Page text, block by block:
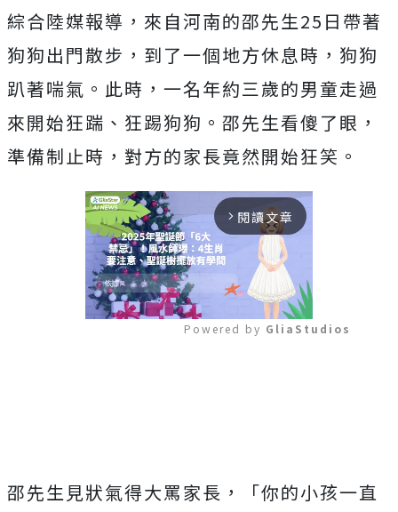
綜合陸媒報導，來自河南的邵先生25 日帶著
狗狗出門散步，到了一個地方休息時，狗狗
趴著喘氣。此時，一名年約三歲的男童走過
來開始狂踹、狂踢狗狗。邵先生看傻了眼，
準備制止時，對方的家長竟然開始狂笑。
arrow_forward_ios 閱讀文章
Powered by GliaStudios
邵先生見狀氣得大罵家長，「你的小孩一直